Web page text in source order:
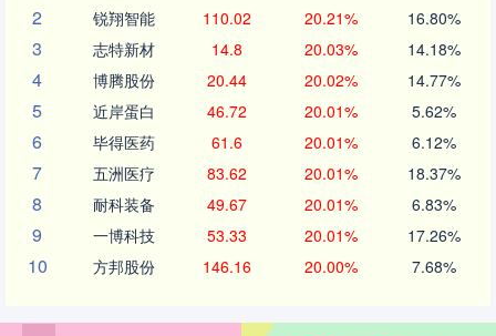
2 锐翔智能 110.02 20.21% 16.80%
3 志特新材 14.8 20.03% 14.18%
4 博腾股份 20.44 20.02% 14.77%
5 近岸蛋白 46.72 20.01% 5.62%
6 毕得医药 61.6 20.01% 6.12%
7 五洲医疗 83.62 20.01% 18.37%
8 耐科装备 49.67 20.01% 6.83%
9 一博科技 53.33 20.01% 17.26%
10 方邦股份 146.16 20.00% 7.68%